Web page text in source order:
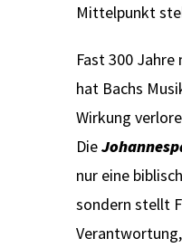
Mittelpunkt
Fast 300
hat Bachs
Wirkung
Die
nur eine
sondern stellt